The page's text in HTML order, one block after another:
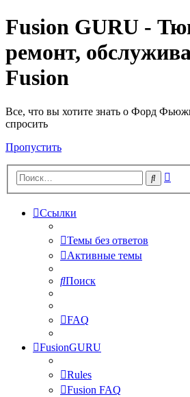
Fusion GURU -
ремонт,
Fusion
Все, что вы хотите знать о Форд
спросить
Пропустить
Поиск
Ссылки
Темы без ответов
Активные темы
Поиск
FAQ
FusionGURU
Rules
Fusion FAQ